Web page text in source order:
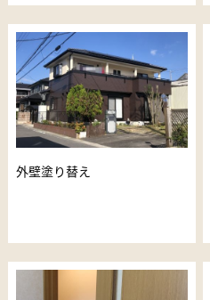
外壁塗り替え